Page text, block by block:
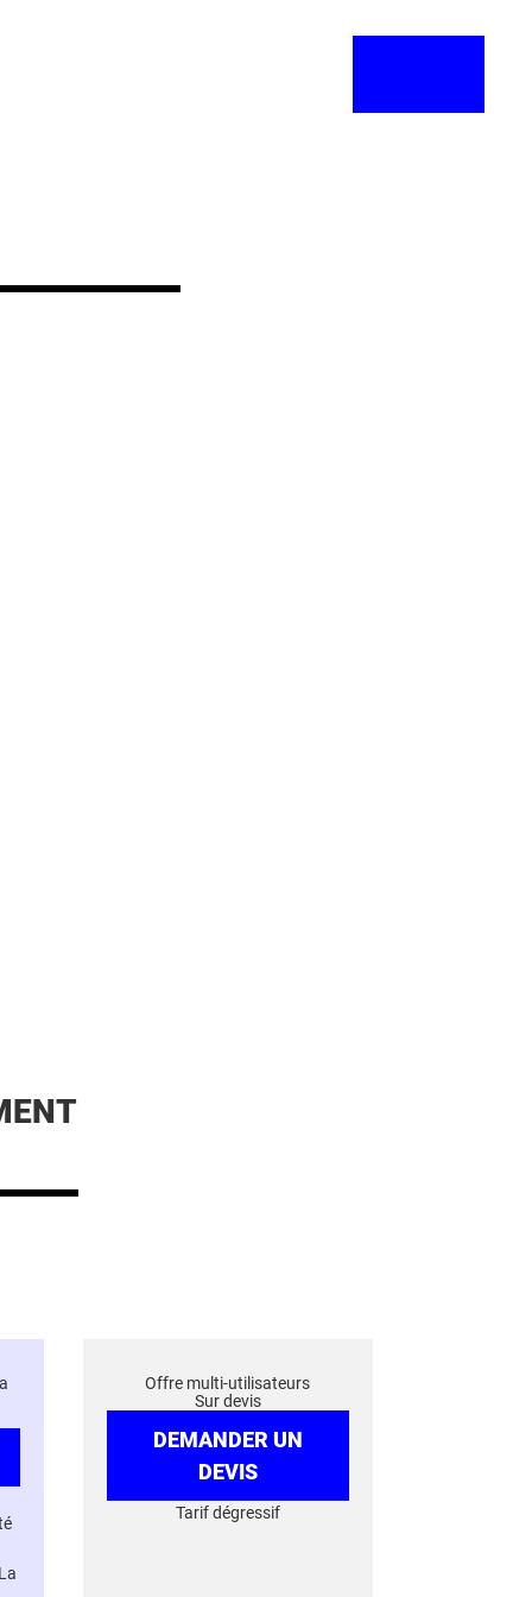
Offre multi-utilisateurs
Sur devis
DEMANDER UN
DEVIS
Tarif dégressif